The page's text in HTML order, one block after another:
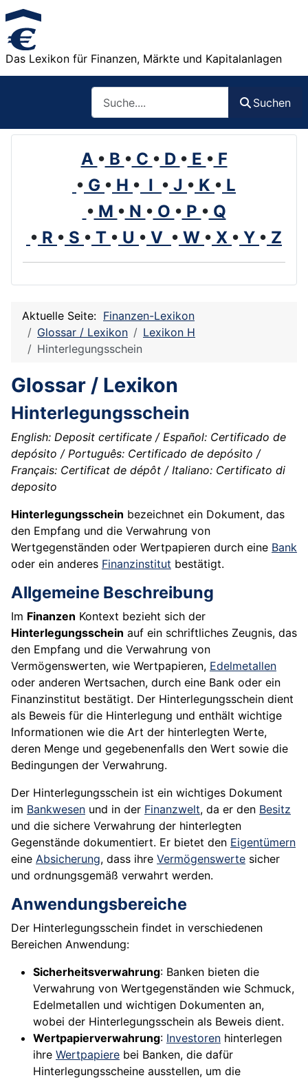
Das Lexikon für Finanzen, Märkte und Kapitalanlagen
Suchen
A • B • C • D • E • F
• G • H • I • J • K • L
• M • N • O • P • Q
• R • S • T • U • V • W • X • Y • Z
Aktuelle Seite: Finanzen-Lexikon
Glossar / Lexikon
Lexikon H
Hinterlegungsschein
Glossar / Lexikon
Hinterlegungsschein
English: Deposit certificate / Español: Certificado de
depósito / Português: Certificado de depósito /
Français: Certificat de dépôt / Italiano: Certificato di
deposito
Hinterlegungsschein bezeichnet ein Dokument, das
den Empfang und die Verwahrung von
Wertgegenständen oder Wertpapieren durch eine Bank
oder ein anderes Finanzinstitut bestätigt.
Allgemeine Beschreibung
Im Finanzen Kontext bezieht sich der
Hinterlegungsschein auf ein schriftliches Zeugnis, das
den Empfang und die Verwahrung von
Vermögenswerten, wie Wertpapieren, Edelmetallen
oder anderen Wertsachen, durch eine Bank oder ein
Finanzinstitut bestätigt. Der Hinterlegungsschein dient
als Beweis für die Hinterlegung und enthält wichtige
Informationen wie die Art der hinterlegten Werte,
deren Menge und gegebenenfalls den Wert sowie die
Bedingungen der Verwahrung.
Der Hinterlegungsschein ist ein wichtiges Dokument
im Bankwesen und in der Finanzwelt, da er den Besitz
und die sichere Verwahrung der hinterlegten
Gegenstände dokumentiert. Er bietet den Eigentümern
eine Absicherung, dass ihre Vermögenswerte sicher
und ordnungsgemäß verwahrt werden.
Anwendungsbereiche
Der Hinterlegungsschein findet in verschiedenen
Bereichen Anwendung:
Sicherheitsverwahrung: Banken bieten die
Verwahrung von Wertgegenständen wie Schmuck,
Edelmetallen und wichtigen Dokumenten an,
wobei der Hinterlegungsschein als Beweis dient.
Wertpapierverwahrung: Investoren hinterlegen
ihre Wertpapiere bei Banken, die dafür
Hinterlegungsscheine ausstellen, um die